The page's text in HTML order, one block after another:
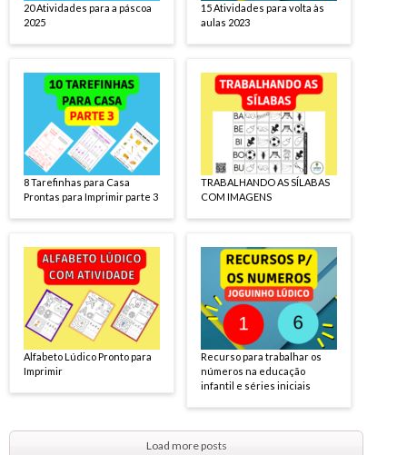
20 Atividades para a páscoa
2025
8 Tarefinhas para Casa
Prontas para Imprimir parte 3
Alfabeto Lúdico Pronto para
Imprimir
15 Atividades para volta às
aulas 2023
TRABALHANDO AS SÍLABAS
COM IMAGENS
Recurso para trabalhar os
números na educação
infantil e séries iniciais
Load more posts